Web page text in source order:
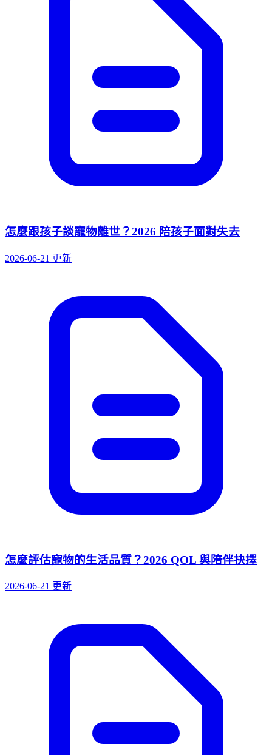
怎麼跟孩子談寵物離世？2026 陪孩子面對失去
2026-06-21 更新
怎麼評估寵物的生活品質？2026 QOL 與陪伴抉擇
2026-06-21 更新